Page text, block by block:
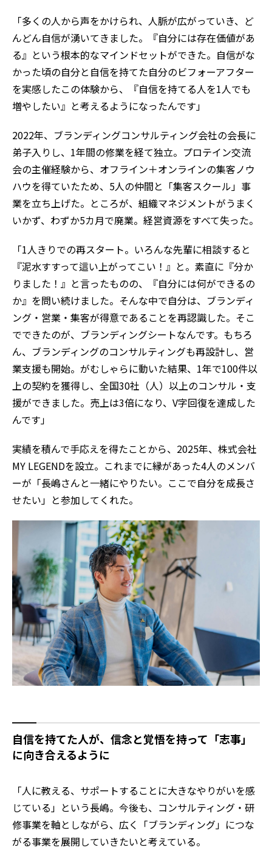
「多くの人から声をかけられ、人脈が広がっていき、ど
んどん自信が湧いてきました。『自分には存在価値があ
る』という根本的なマインドセットができた。自信がな
かった頃の自分と自信を持てた自分のビフォーアフター
を実感したこの体験から、『自信を持てる人を1人でも
増やしたい』と考えるようになったんです」
2022年、ブランディングコンサルティング会社の会長に
弟子入りし、1年間の修業を経て独立。プロテイン交流
会の主催経験から、オフライン＋オンラインの集客ノウ
ハウを得ていたため、5人の仲間と「集客スクール」事
業を立ち上げた。ところが、組織マネジメントがうまく
いかず、わずか5カ月で廃業。経営資源をすべて失った。
「1人きりでの再スタート。いろんな先輩に相談すると
『泥水すすって這い上がってこい！』と。素直に『分か
りました！』と言ったものの、『自分には何ができるの
か』を問い続けました。そんな中で自分は、ブランディ
ング・営業・集客が得意であることを再認識した。そこ
でできたのが、ブランディングシートなんです。もちろ
ん、ブランディングのコンサルティングも再設計し、営
業支援も開始。がむしゃらに動いた結果、1年で100件以
上の契約を獲得し、全国30社（人）以上のコンサル・支
援ができました。売上は3倍になり、V字回復を達成した
んです」
実績を積んで手応えを得たことから、2025年、株式会社
MY LEGENDを設立。これまでに縁があった4人のメンバ
ーが「長嶋さんと一緒にやりたい。ここで自分を成長さ
せたい」と参加してくれた。
自信を持てた人が、信念と覚悟を持って「志事」
に向き合えるように
「人に教える、サポートすることに大きなやりがいを感
じている」という長嶋。今後も、コンサルティング・研
修事業を軸としながら、広く「ブランディング」につな
がる事業を展開していきたいと考えている。